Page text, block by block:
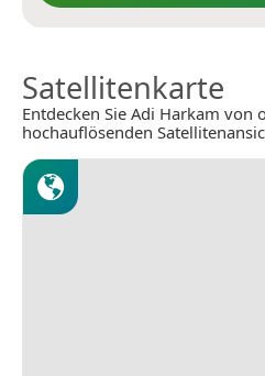
Satellitenkarte
Entdecken Sie Adi Harkam von
hochauflösenden